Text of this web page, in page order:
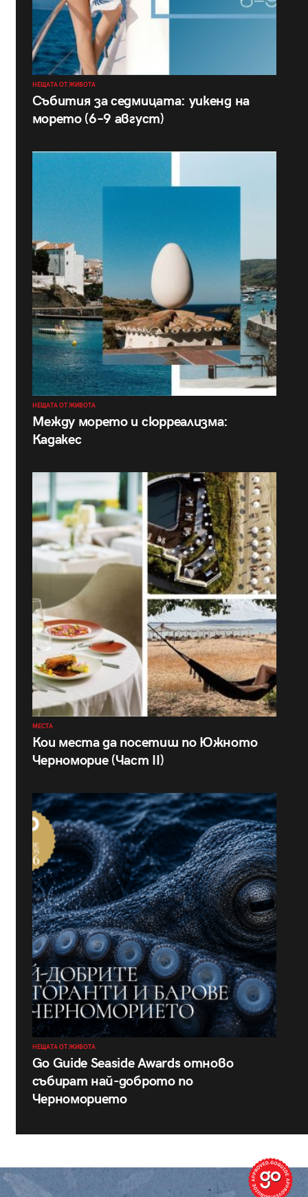
НЕЩАТА ОТ ЖИВОТА
Събития за седмицата: уикенд на
морето (6–9 август)
НЕЩАТА ОТ ЖИВОТА
Между морето и сюрреализма:
Кадакес
МЕСТА
Кои места да посетиш по Южното
Черноморие (Част II)
НЕЩАТА ОТ ЖИВОТА
Go Guide Seaside Awards отново
събират най-доброто по
Черноморието